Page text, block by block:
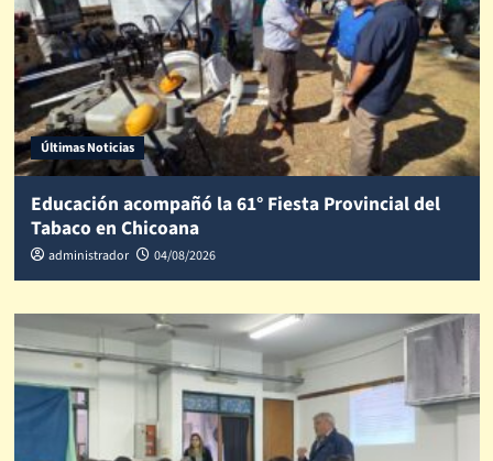
Últimas Noticias
Educación acompañó la 61° Fiesta Provincial del
Tabaco en Chicoana
administrador 04/08/2026